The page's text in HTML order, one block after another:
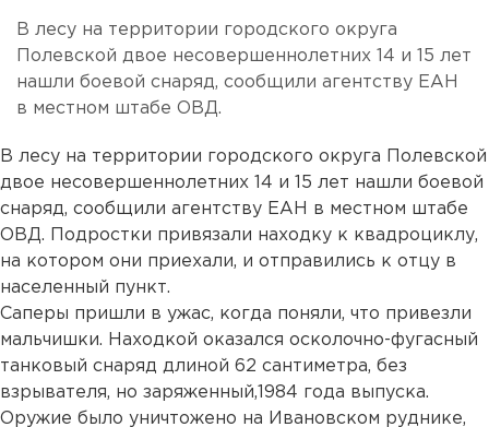
В лесу на территории городского округа
Полевской двое несовершеннолетних 14 и 15 лет
нашли боевой снаряд, сообщили агентству ЕАН
в местном штабе ОВД.
В лесу на территории городского округа Полевской
двое несовершеннолетних 14 и 15 лет нашли боевой
снаряд, сообщили агентству ЕАН в местном штабе
ОВД. Подростки привязали находку к квадроциклу,
на котором они приехали, и отправились к отцу в
населенный пункт.
Саперы пришли в ужас, когда поняли, что привезли
мальчишки. Находкой оказался осколочно-фугасный
танковый снаряд длиной 62 сантиметра, без
взрывателя, но заряженный,1984 года выпуска.
Оружие было уничтожено на Ивановском руднике,